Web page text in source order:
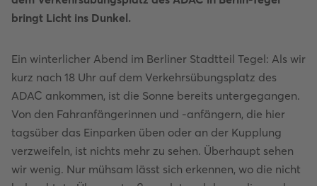
bringt Licht ins Dunkel.
Ein winterlicher Abend im Berliner Stadtteil Tegel: Als wir
kurz nach 18 Uhr auf dem Verkehrsübungsplatz des
ADAC ankommen, ist die Sonne bereits untergegangen.
Von den Fahranfängerinnen und -anfängern, die hier
tagsüber das Einparken üben oder an der Kupplung
verzweifeln, ist nichts mehr zu sehen. Überhaupt sehen
wir wenig. Nur mühsam lässt sich erkennen, wo die nicht